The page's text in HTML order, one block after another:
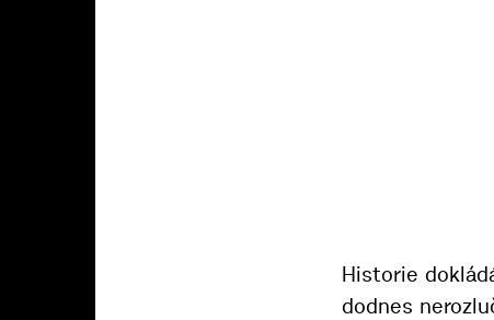
Historie
dodnes